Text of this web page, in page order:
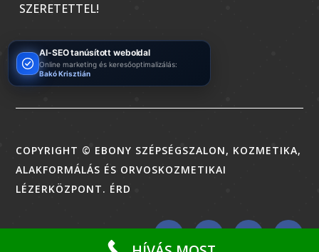
SZERETETTEL!
AI-SEO tanúsított weboldal
Online marketing és keresőoptimalizálás:
Bakó Krisztián
COPYRIGHT © EBONY SZÉPSÉGSZALON, KOZMETIKA,
ALAKFORMÁLÁS ÉS ORVOSKOZMETIKAI
LÉZERKÖZPONT. ÉRD